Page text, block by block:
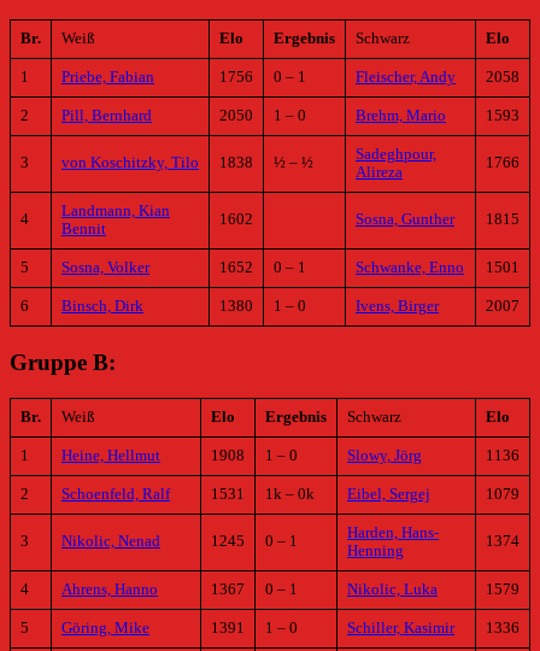
Br. Weiß Elo Ergebnis Schwarz Elo
1 Priebe, Fabian 1756 0 – 1 Fleischer, Andy 2058
2 Pill, Bernhard 2050 1 – 0 Brehm, Mario 1593
3 von Koschitzky, Tilo 1838 ½ – ½
Sadeghpour,
Alireza
1766
4
Landmann, Kian
Bennit
1602 Sosna, Gunther 1815
5 Sosna, Volker 1652 0 – 1 Schwanke, Enno 1501
6 Binsch, Dirk 1380 1 – 0 Ivens, Birger 2007
Gruppe B:
Br. Weiß Elo Ergebnis Schwarz Elo
1 Heine, Hellmut 1908 1 – 0 Slowy, Jörg 1136
2 Schoenfeld, Ralf 1531 1k – 0k Eibel, Sergej 1079
3 Nikolic, Nenad 1245 0 – 1
Harden, Hans-
Henning
1374
4 Ahrens, Hanno 1367 0 – 1 Nikolic, Luka 1579
5 Göring, Mike 1391 1 – 0 Schiller, Kasimir 1336